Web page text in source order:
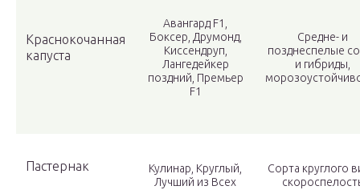
Краснокочанная
капуста
Авангард F1,
Боксер, Друмонд,
Киссендруп,
Лангедейкер
поздний, Премьер
F1
Средне- и
позднеспелые
и гибриды,
Пастернак
Кулинар, Круглый,
Лучший из Всех
Сорта круглого